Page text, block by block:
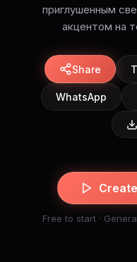
приглушенным
акцентом на
Share
WhatsApp
Free to start ·